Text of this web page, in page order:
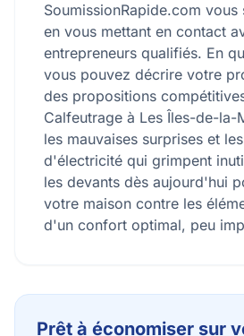
SoumissionRapide.com
en vous mettant en contact
entrepreneurs qualifiés. En
vous pouvez décrire votre
des propositions
Calfeutrage à Les Îles-de-la-
les mauvaises surprises et
d'électricité qui grimpent
les devants dès aujourd'hui
votre maison contre les
d'un confort optimal, peu
Prêt à économiser sur